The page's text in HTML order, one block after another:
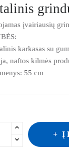
įvairiausių
karkasas su
naftos kilmės
55 cm
Į